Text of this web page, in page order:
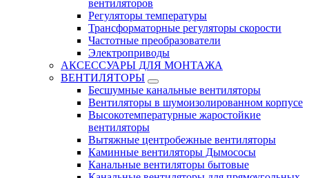
вентиляторов
Регуляторы температуры
Трансформаторные регуляторы скорости
Частотные преобразователи
Электроприводы
АКСЕССУАРЫ ДЛЯ МОНТАЖА
ВЕНТИЛЯТОРЫ
Бесшумные канальные вентиляторы
Вентиляторы в шумоизолированном корпусе
Высокотемпературные жаростойкие
вентиляторы
Вытяжные центробежные вентиляторы
Каминные вентиляторы Дымососы
Канальные вентиляторы бытовые